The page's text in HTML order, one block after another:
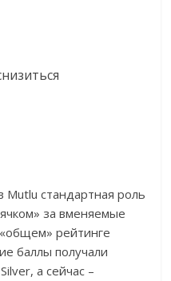
Mutlu стандартная роль
за вменяемые
рейтинге
баллы получали
а сейчас –